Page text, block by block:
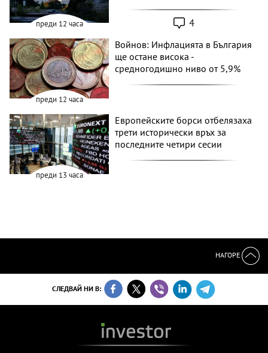
преди 12 часа 4
преди 12 часа
Войнов: Инфлацията в България
ще остане висока -
средногодишно ниво от 5,9%
преди 13 часа
Европейските борси отбелязаха
трети исторически връх за
последните четири сесии
НАГОРЕ
СЛЕДВАЙ НИ В: